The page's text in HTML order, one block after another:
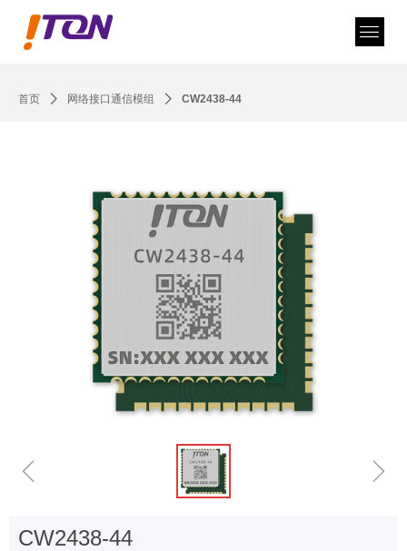
首页 ꄲ 网络接口通信模组 ꄲ CW2438-44
ꁆ ꁇ
CW2438-44